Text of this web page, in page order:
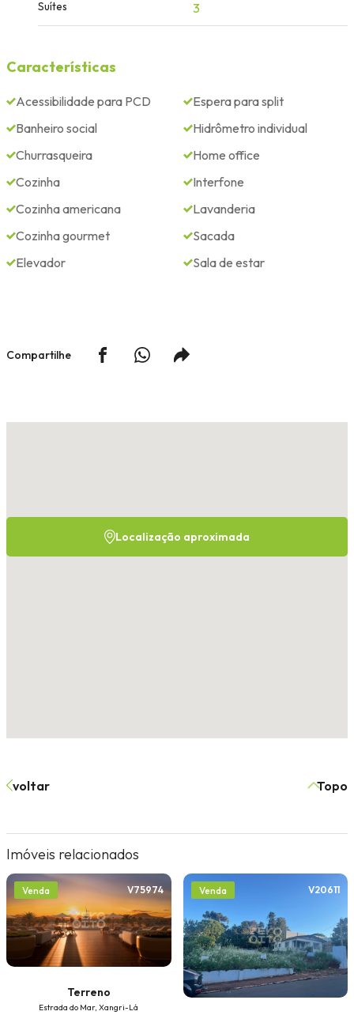
Suítes 3
Características
Acessibilidade para PCD
Banheiro social
Churrasqueira
Cozinha
Cozinha americana
Cozinha gourmet
Elevador
Espera para split
Hidrômetro individual
Home office
Interfone
Lavanderia
Sacada
Sala de estar
Compartilhe
Localização aproximada
voltar Topo
Imóveis relacionados
Venda V75974
Terreno
Estrada do Mar, Xangri-Lá
Venda V20611